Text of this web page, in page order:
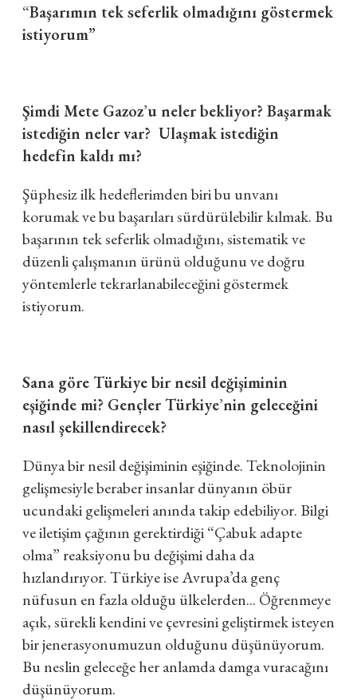
“Başarımın tek seferlik olmadığını göstermek
istiyorum”
Şimdi Mete Gazoz’u neler bekliyor? Başarmak
istediğin neler var? Ulaşmak istediğin
hedefin kaldı mı?
Şüphesiz ilk hedeflerimden biri bu unvanı
korumak ve bu başarıları sürdürülebilir kılmak. Bu
başarının tek seferlik olmadığını, sistematik ve
düzenli çalışmanın ürünü olduğunu ve doğru
yöntemlerle tekrarlanabileceğini göstermek
istiyorum.
Sana göre Türkiye bir nesil değişiminin
eşiğinde mi? Gençler Türkiye’nin geleceğini
nasıl şekillendirecek?
Dünya bir nesil değişiminin eşiğinde. Teknolojinin
gelişmesiyle beraber insanlar dünyanın öbür
ucundaki gelişmeleri anında takip edebiliyor. Bilgi
ve iletişim çağının gerektirdiği “Çabuk adapte
olma” reaksiyonu bu değişimi daha da
hızlandırıyor. Türkiye ise Avrupa’da genç
nüfusun en fazla olduğu ülkelerden... Öğrenmeye
açık, sürekli kendini ve çevresini geliştirmek isteyen
bir jenerasyonumuzun olduğunu düşünüyorum.
Bu neslin geleceğe her anlamda damga vuracağını
düşünüyorum.